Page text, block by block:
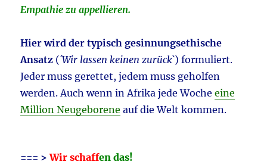
Empathie zu appellieren.
Hier wird der typisch gesinnungsethische
Ansatz (´Wir lassen keinen zurück`) formuliert.
Jeder muss gerettet, jedem muss geholfen
werden. Auch wenn in Afrika jede Wocheeine
Million Neugeborene auf die Welt kommen.
=== > Wir schaffen das!